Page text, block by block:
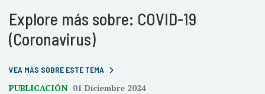
Explore más sobre: COVID-19
(Coronavirus)
VEA MÁS SOBRE ESTE TEMA
PUBLICACIÓN 01 Diciembre 2024